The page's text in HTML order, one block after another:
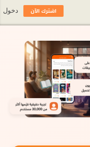
اشترك الآن دخول